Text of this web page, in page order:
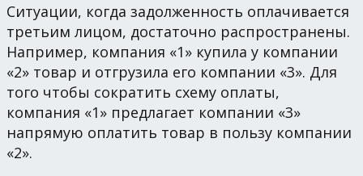
Ситуации, когда задолженность оплачивается
третьим лицом, достаточно распространены.
Например, компания «1» купила у компании
«2» товар и отгрузила его компании «3». Для
того чтобы сократить схему оплаты,
компания «1» предлагает компании «3»
напрямую оплатить товар в пользу компании
«2».